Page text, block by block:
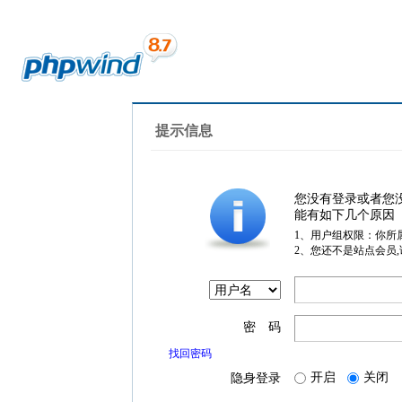
提示信息
您没有登录或者您
能有如下几个原因
1、用户组权限：你所
2、您还不是站点会员
密 码
找回密码
隐身登录 开启 关闭